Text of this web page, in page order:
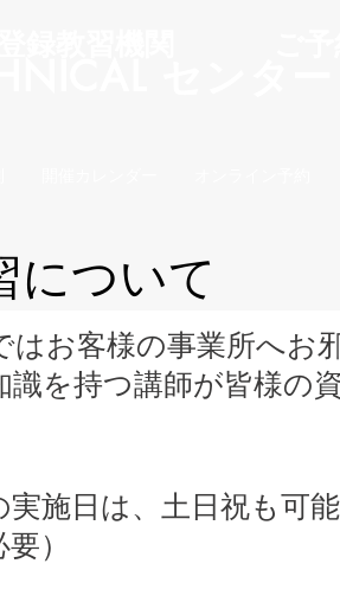
について
はお客様の事業所へお
識を持つ講師が皆様の
実施日は、土日祝も可
）